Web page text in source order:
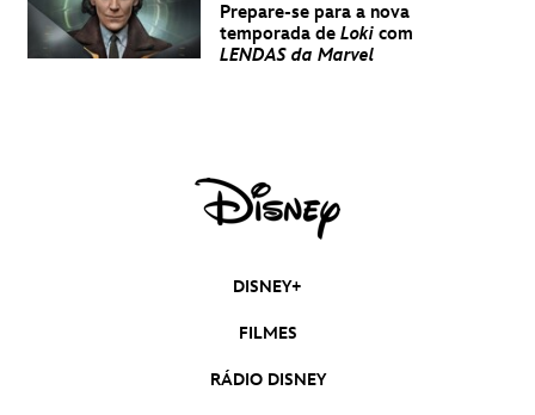
Prepare-se para a nova
temporada de Loki com
LENDAS da Marvel
DISNEY+
FILMES
RÁDIO DISNEY